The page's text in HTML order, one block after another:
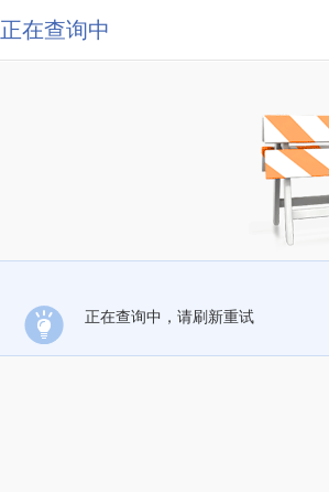
正在查询中
正在查询中，请刷新重试